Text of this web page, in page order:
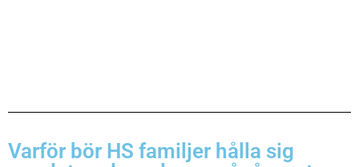
Varför bör HS familjer hålla sig